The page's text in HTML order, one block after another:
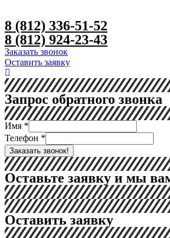
8 (812) 336-51-52
8 (812) 924-23-43
Заказать звонок
Оставить заявку
Запрос обратного звонка
Имя *
Телефон *
Заказать звонок!
Оставьте заявку и мы
Оставить заявку